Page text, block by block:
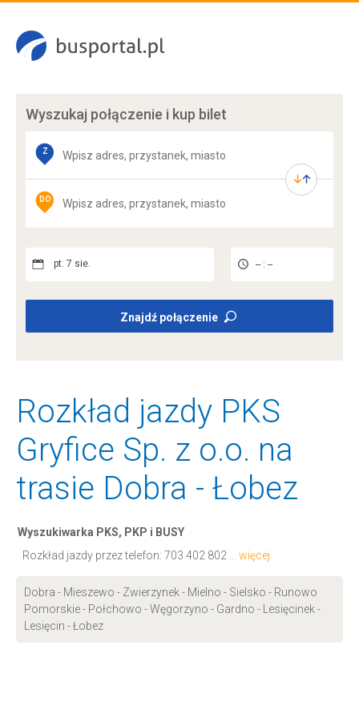
Wyszukaj połączenie i kup bilet
Z
DO
pt. 7 sie. -- : --
Znajdź połączenie
Rozkład jazdy PKS
Gryfice Sp. z o.o. na
trasie Dobra - Łobez
Wyszukiwarka PKS, PKP i BUSY
Rozkład jazdy przez telefon: 703 402 802 ... więcej
Dobra - Mieszewo - Zwierzynek - Mielno - Sielsko - Runowo
Pomorskie - Połchowo - Węgorzyno - Gardno - Lesięcinek -
Lesięcin - Łobez